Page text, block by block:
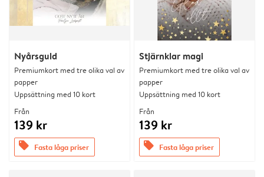
Nyårsguld
Premiumkort med tre olika val av
papper
Uppsättning med 10 kort
Från
139 kr
offers Fasta låga priser
Stjärnklar magi
Premiumkort med tre olika val av
papper
Uppsättning med 10 kort
Från
139 kr
offers Fasta låga priser